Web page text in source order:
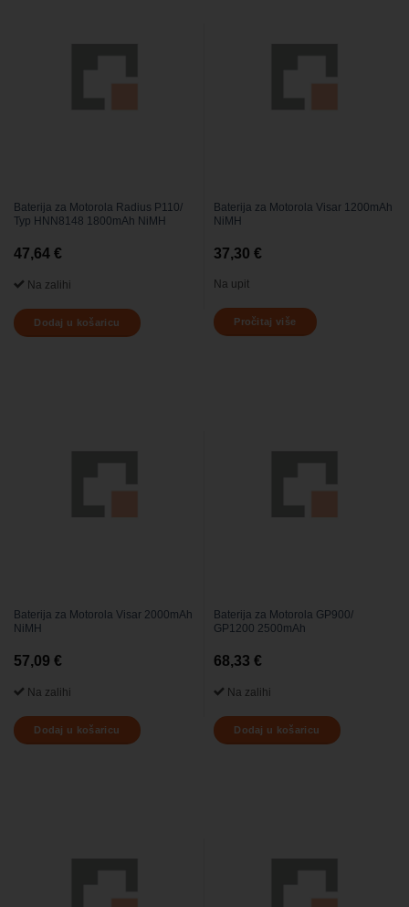
Baterija za Motorola Radius P110/
Typ HNN8148 1800mAh NiMH
47,64 €
Na zalihi
Dodaj u košaricu
Baterija za Motorola Visar 1200mAh
NiMH
37,30 €
Na upit
Pročitaj više
Baterija za Motorola Visar 2000mAh
NiMH
57,09 €
Na zalihi
Dodaj u košaricu
Baterija za Motorola GP900/
GP1200 2500mAh
68,33 €
Na zalihi
Dodaj u košaricu